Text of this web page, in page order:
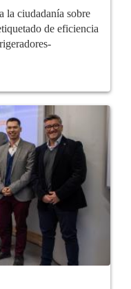
la ciudadanía sobre
de eficiencia